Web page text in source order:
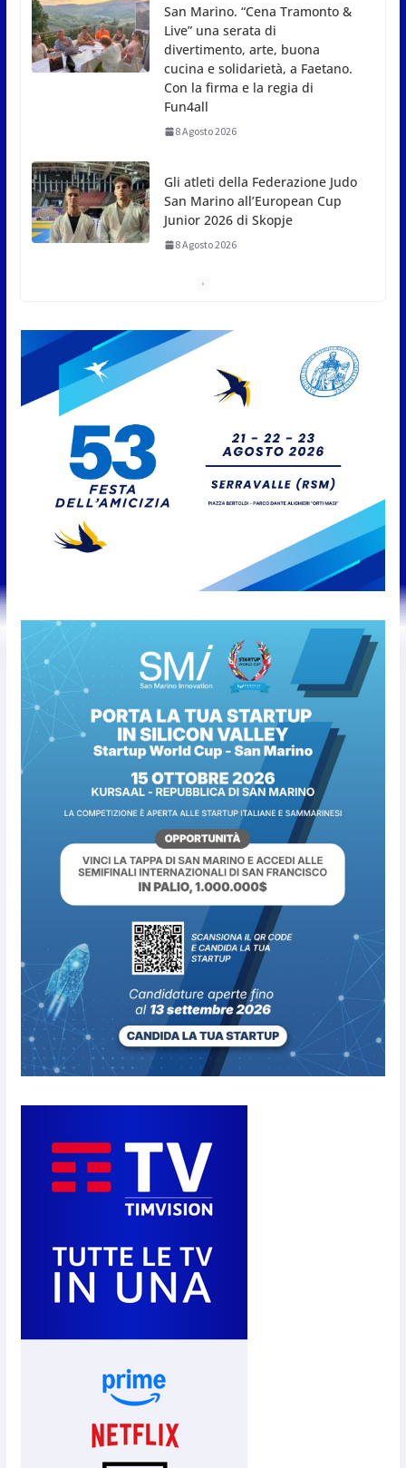
Gli atleti della Federazione Judo
San Marino all’European Cup
Junior 2026 di Skopje
8 Agosto 2026
L’arte perde uno dei suoi maestri: si è spento a 91
8 Agosto 2026
A Oltremare 2.0 a Riccione in migliaia per
incontrare i DinsiemE
Femminile: quattro Primavera
aggregate alla Prima Squadra
8 Agosto 2026
Live” una serata di
divertimento, arte, buona
cucina e solidarietà, a Faetano.
Con la firma e la regia di